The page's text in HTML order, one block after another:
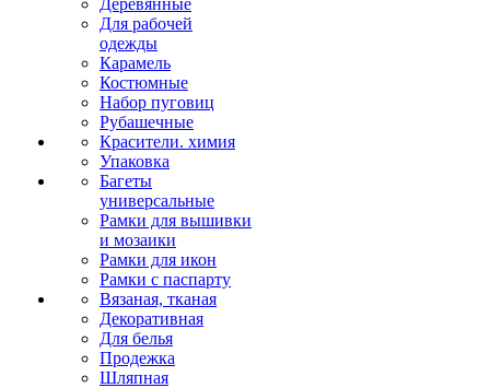
Деревянные
Для рабочей
одежды
Карамель
Костюмные
Набор пуговиц
Рубашечные
Красители. химия
Упаковка
Багеты
универсальные
Рамки для вышивки
и мозаики
Рамки для икон
Рамки с паспарту
Вязаная, тканая
Декоративная
Для белья
Продежка
Шляпная